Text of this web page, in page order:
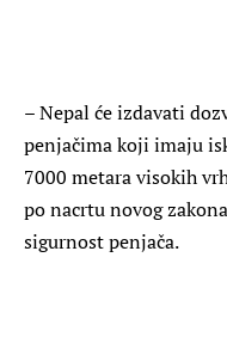
– Nepal će izdavati
penjačima koji imaju
7000 metara visokih
po nacrtu novog
sigurnost penjača.